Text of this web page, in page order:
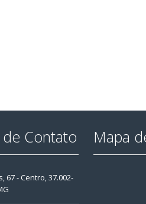
Contato
67 - Centro, 37.002-
Mapa